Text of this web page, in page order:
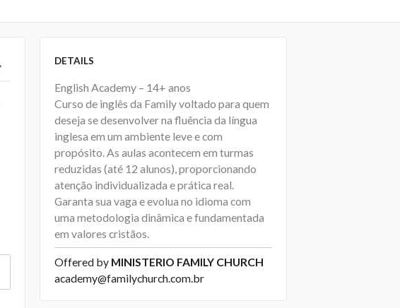
DETAILS
English Academy – 14+ anos
Curso de inglês da Family voltado para quem
deseja se desenvolver na fluência da língua
inglesa em um ambiente leve e com
propósito. As aulas acontecem em turmas
reduzidas (até 12 alunos), proporcionando
atenção individualizada e prática real.
Garanta sua vaga e evolua no idioma com
uma metodologia dinâmica e fundamentada
em valores cristãos.
Offered by MINISTERIO FAMILY CHURCH
academy@familychurch.com.br